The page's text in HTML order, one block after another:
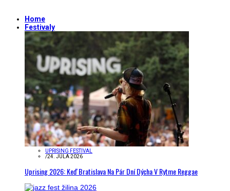
Home
Festivaly
UPRISING FESTIVAL
/24. JÚLA 2026
Uprising 2026: Keď Bratislava Na Pár Dní Dýcha V Rytme Reggae